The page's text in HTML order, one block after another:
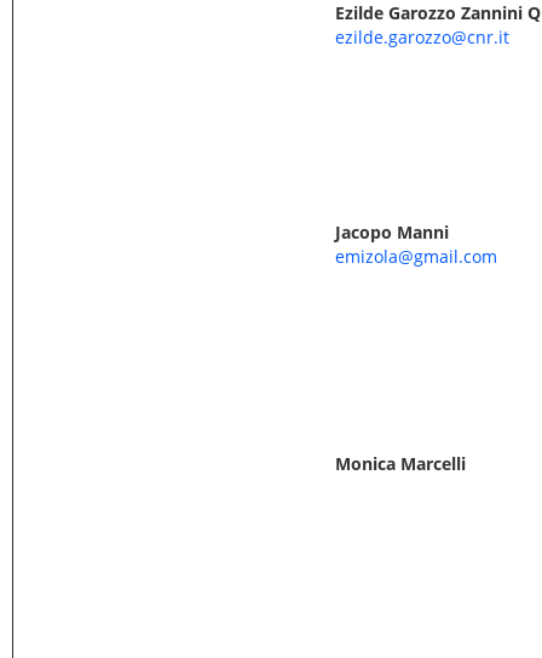
Ezilde Garozzo Zannini
ezilde.garozzo@cnr.it
Jacopo Manni
emizola@gmail.com
Monica Marcelli